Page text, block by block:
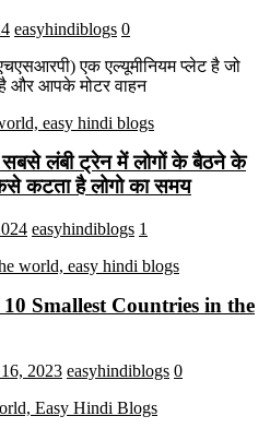
easyhindiblogs 0
एक एल्यूमीनियम प्लेट है जो
और आपके मोटर वाहन
लंबी ट्रेन में लोगों के बैठने के
कटता है लोगो का समय
easyhindiblogs 1
Smallest Countries in the
2023 easyhindiblogs 0